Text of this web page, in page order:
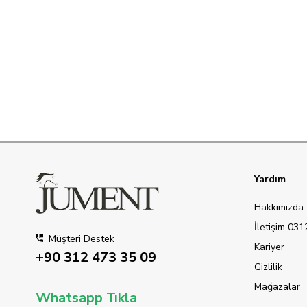
Müşteri Destek
+90 312 473 35 09
Whatsapp Tıkla
Yardım
Hakkımızda
İletişim
Kariyer
Gizlilik
Mağazalar